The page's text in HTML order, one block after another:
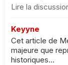
Lire la
Keyyne
Cet article de
majeure que
historiques...